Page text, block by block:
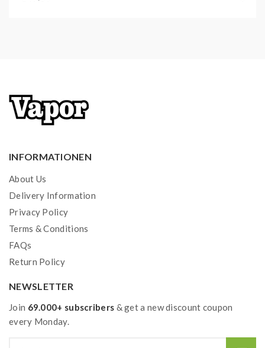
1x Aegis Boost Pro 2 Pod
1x P Series Head 0,15 Ohm (vorinstalliert) | DL
1x Ersatzteil-Set
1x Bedienungsanleitung
18650er Akkuzelle(n) nicht enthalten!
INFORMATIONEN
About Us
Delivery Information
Privacy Policy
Terms & Conditions
FAQs
Return Policy
NEWSLETTER
Join 69.000+ subscribers & get a new discount coupon
every Monday.